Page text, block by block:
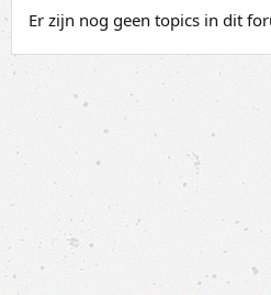
Er zijn nog geen topics in dit